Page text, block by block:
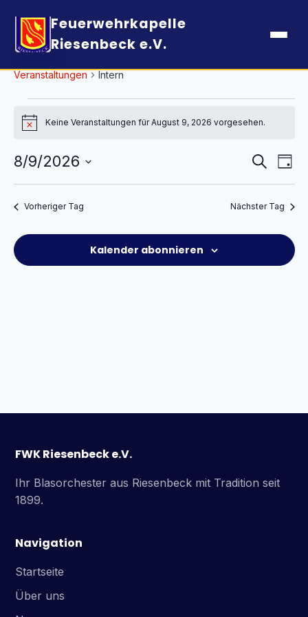
Feuerwehrkapelle
Riesenbeck e.V.
Intern
Veranstaltungen Intern
für
9,
2026
HinweisKeine Veranstaltungen für August 9, 2026 vorgesehen.
Suche
und
SucheTag
8/9/2026
Datum
Vorheriger Tag Nächster Tag
Kalender abonnieren
FWK Riesenbeck e.V.
Ihr Blasorchester aus Riesenbeck mit Tradition seit
1899.
Navigation
Startseite
Über uns